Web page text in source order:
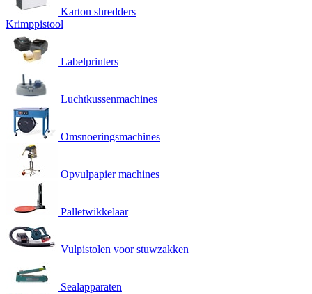
Karton shredders
Krimppistool
Labelprinters
Luchtkussenmachines
Omsnoeringsmachines
Opvulpapier machines
Palletwikkelaar
Vulpistolen voor stuwzakken
Sealapparaten